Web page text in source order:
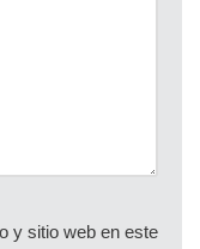
y sitio web en este